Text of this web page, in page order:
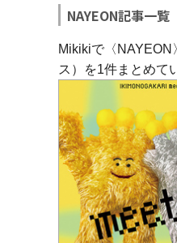
NAYEON記事一覧
Mikikiで〈
ス）を1件まとめて